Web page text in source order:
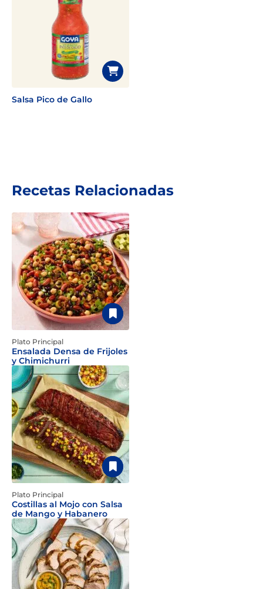
Salsa Pico de Gallo
Recetas Relacionadas
Plato Principal
Ensalada Densa de Frijoles
y Chimichurri
Plato Principal
Costillas al Mojo con Salsa
de Mango y Habanero